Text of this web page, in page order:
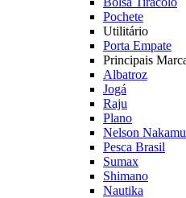
Pochete
Utilitário
Porta Empate
Principais
Albatroz
Jogá
Raju
Plano
Nelson
Pesca Brasil
Sumax
Shimano
Nautika